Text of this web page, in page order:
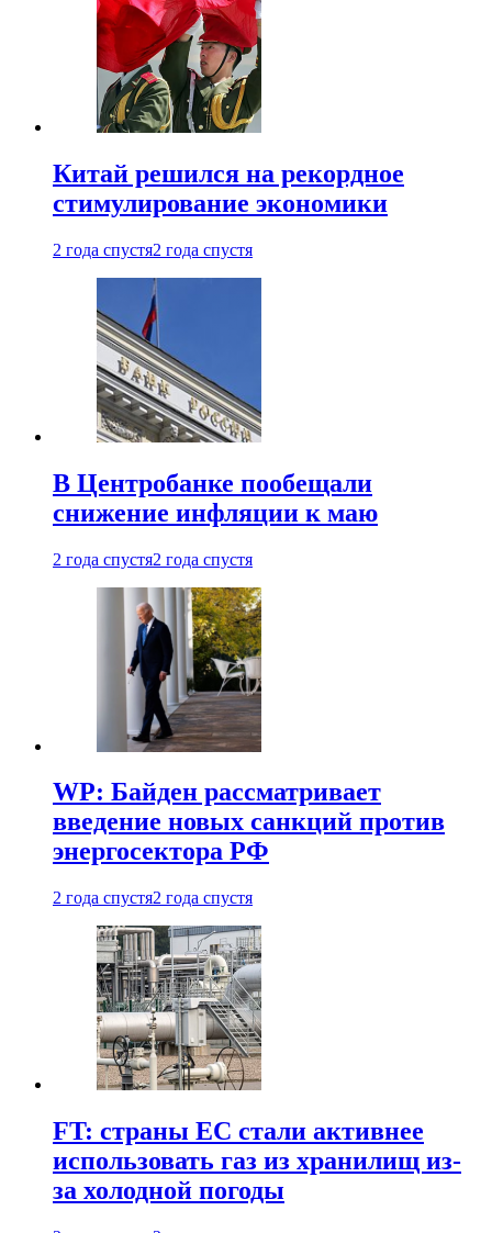
Китай решился на рекордное
стимулирование экономики
2 года спустя2 года спустя
В Центробанке пообещали
снижение инфляции к маю
2 года спустя2 года спустя
WP: Байден рассматривает
введение новых санкций против
энергосектора РФ
2 года спустя2 года спустя
FT: страны ЕС стали активнее
использовать газ из хранилищ из-
за холодной погоды